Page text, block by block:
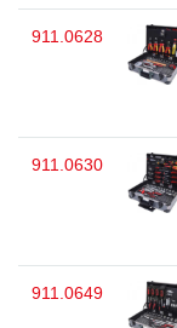
911.0628
911.0630
911.0649